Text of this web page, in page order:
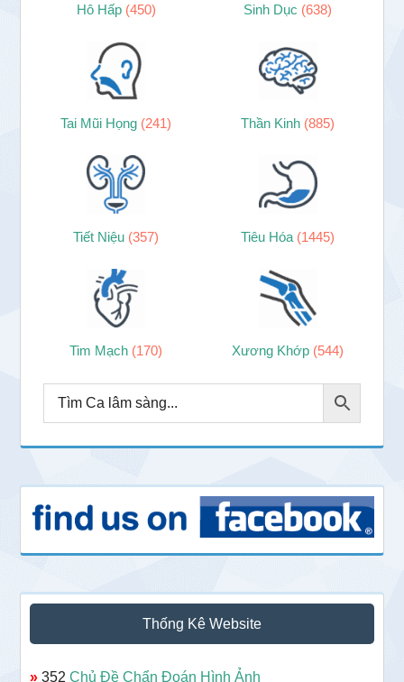
Hô Hấp (450) Sinh Dục (638)
Tai Mũi Họng (241) Thần Kinh (885)
Tiết Niệu (357) Tiêu Hóa (1445)
Tim Mạch (170) Xương Khớp (544)
Thống Kê Website
» 352Chủ Đề Chẩn Đoán Hình Ảnh